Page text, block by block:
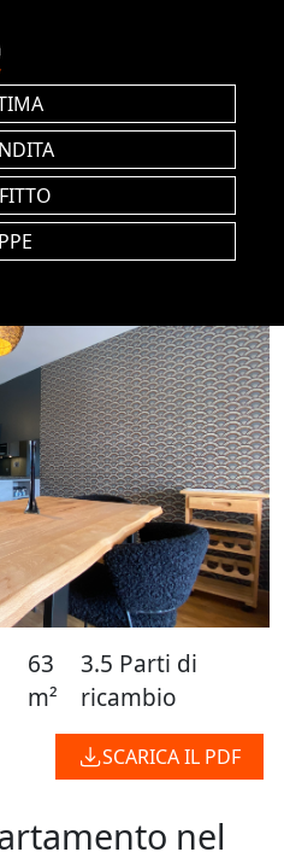
PPE
63
m²
3.5 Parti di
ricambio
SCARICA IL PDF
nel